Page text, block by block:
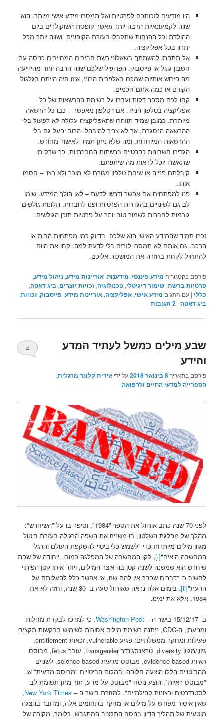
היו מודעים לזכותכם לפרטיות ואל תמסרו מידע אישי מיותר. הוא
שווה לקמעונאיות הרבה יותר מאשר קופסת השוקולדים ביום
ההולדת וכל ההנחות שתקבלו בעזרת הקופונים, ושווה יותר מכל
יתרון בכל אפליקציה.
אל תתפתו להשתתף בשאלוני רשת חביבים המחייבים כניסה עם
חשבון גוגל או פייסבוק. הפרופיל שלכם שווה הרבה יותר מהידיעה
מה פירוש אותיות שמכם באלפבית הרוני, איזו חיה הייתם בגלגול
הקודם או כמה אתם חכמים.
קחו לכם מספר דקות ועברו על רשימת ההרשאות של כל
אפליקציה בטלפון הנייד. אם הטלפון מאפשר – כבו כל הרשאה
מיותרת. כמובן שמיד תוזהרו שהאפליקציה עלולה לא לפעול בלי
ההרשאה הנסגרת, אך לא צריך להיבהל. הרוב יפעל גם בלי
ההרשאות המיוחדות, ומה שלא ניתן תמיד לאישור מחודש.
הגדירו חשבונות כפרטיים ברשתות החברתיות, כך שרק מי
שתאשרו יוכל לראות מה שיתפתם.
קיבלתם פנייה או שיחת טלפון מגורם לא מוכר ולא רצוי – חסמו
אותו.
פנו למפתחים אם אפשר ודרשו לדעת – לאן הולך המידע. שימו
לב גם לשינויים בהגדרות הפרטיות ופנו לחברות. תלונות גולשים
גורמות לחברות לשמור טוב יותר על פרטיות תוכן הגולשים.
זכרו תמיד שהמידע האישי הוא שלכם. בדיוק כמו מפתחות הבית או
הרכב. גם אותם לא תמסרו לזרים בלי לדעת למה. קחו את היום
להתחיל לקחת בחזרה את המושכות אליכם.
פורסם בקטגוריה מידע פיננסי, מידענות,אוריינות מידע,ניהול מידע,
פרטיות ברשת,שימור דיגיטלי,טכנולוגיה,זכויות יוצרים,ביג דאטה,
כללי |עם התגים מידע אישי,אפליקציה,אוריינות מידע,פייסבוק,זכויות,
ביג דאטה |
2 תגובות
שבע מילים כמשל לעתיד המדע
והידע
פורסם בתאריך8 בינואר 2018 על ידיאירית קלונר מרגלית,
הספרייה למדעי החיים ולרפואה
4
לפני 70 שנה כתב אורוול את הספר "1984", וסיפר בו על "השיחדש":
מהלך של מפלגת השלטון, בו משנים את השפה הרגילה בעזרת ביטול
מגוון מילים מיותרות כדי "לשמש כלי ביטוי להשקפת העולם והרגלי
המחשבה היאים"[i] , לקו המחשבה של המפלגה כמובן. ייחודה של שפת
שיחדש הוא שמשנה לשנה קטן בה אוצר המילים, ויחד איתו קטן הפיתוי
לחשוב כי "דברים שכבר אין להם שם, אי אפשר כלל להעלותם על
הדעת"[ii]
. בימים אלה נראה שאורוול טעה ב- 30 שנה, וחזה לא את
1984, אלא את ימינו.
ב- 15/12/17 בישר ה – Washington Post, כי למרכז לבקרת מחלות
ומניעתן, ה-CDC, ניתנה רשימת מילים אסורות לשימוש בבקשות תקציבי
פעילות ומחקר ממשלתיים: פגיע vulnerable, זכאות entitlement,
גיוון/מגוון diversity, טראנסג'נדר transgender, עובר fetus, מבוסס
ראיות evidence-based, מבוסס-מדעית science-based. לשניים
מהביטויים הללו הוצעה חלופה: במקום הביטויים "מבוסס מדעית" או
"מבוסס ראיות", הוצע נוסח "מבוסס על מדע, תוך מתן תשומת לב
לסטנדרטים ורצונות קהילתיים". למחרת בישר ה – New York Times
,
שאין איסור מפורש על מילים או מחקר בתחומים אלה, ומדובר בהצגה
מוטעית של תהליך הדיון בנוסח התקציב המתגבש. כלומר, מקורה של